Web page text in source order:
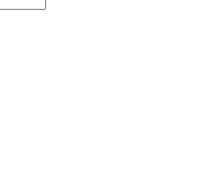
gekozen